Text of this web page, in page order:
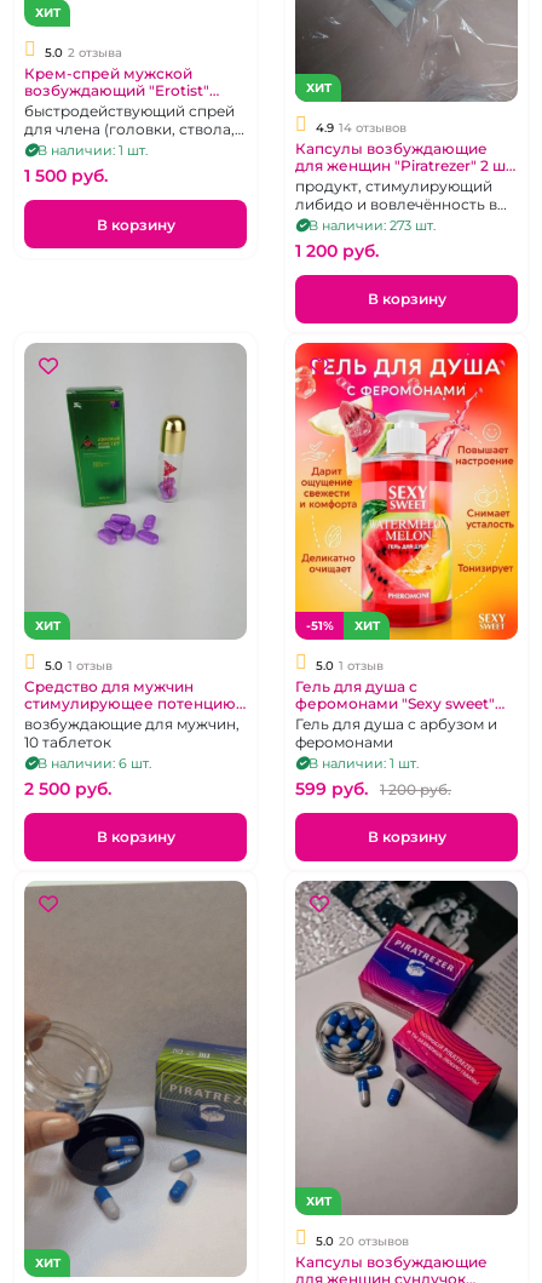
ХИТ
5.0 2 отзыва
Крем-спрей мужской
возбуждающий "Erotist"
Яркий акт
быстродействующий спрей
для члена (головки, ствола,
уздечки))
В наличии: 1 шт.
1 500 pуб.
В корзину
ХИТ
4.9 14 отзывов
Капсулы возбуждающие
для женщин "Piratrezer" 2 шт
для одновременного
использования
продукт, стимулирующий
либидо и вовлечённость в
секс для женщин
В наличии: 273 шт.
1 200 pуб.
В корзину
ХИТ
5.0 1 отзыв
Средство для мужчин
стимулирующее потенцию
"Кенгуру"
возбуждающие для мужчин,
10 таблеток
В наличии: 6 шт.
2 500 pуб.
В корзину
-51% ХИТ
5.0 1 отзыв
Гель для душа с
феромонами "Sexy sweet"
женский 430 мл
Гель для душа с арбузом и
феромонами
В наличии: 1 шт.
599 pуб. 1 200 pуб.
В корзину
ХИТ
ХИТ
5.0 20 отзывов
Капсулы возбуждающие
для женщин сундучок